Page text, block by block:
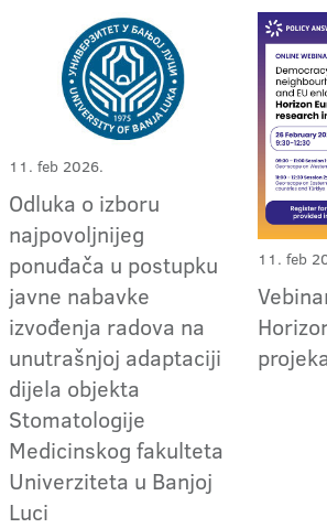
11. feb 2026.
Odluka o izboru
najpovoljnijeg
ponuđača u postupku
javne nabavke
izvođenja radova na
unutrašnjoj adaptaciji
dijela objekta
Stomatologije
Medicinskog fakulteta
Univerziteta u Banjoj
Luci
11. feb